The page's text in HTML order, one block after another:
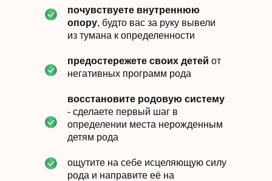
почувствуете внутреннюю
опору, будто вас за руку вывели
из тумана к определенности
предостережете своих детей от
негативных программ рода
восстановите родовую систему
- сделаете первый шаг в
определении места нерожденным
детям рода
ощутите на себе исцеляющую силу
рода и направите её на